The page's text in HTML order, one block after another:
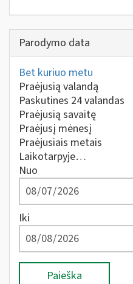
Parodymo data
Bet kuriuo metu
Praėjusią valandą
Paskutines 24 valandas
Praėjusią savaitę
Praėjusį mėnesį
Praėjusiais metais
Laikotarpyje…
Nuo
Iki
Paieška